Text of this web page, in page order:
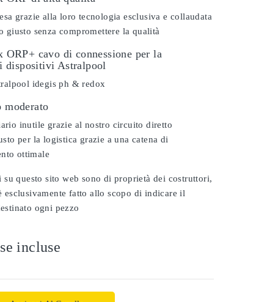
grazie alla loro tecnologia esclusiva e collaudata
giusto senza compromettere la qualità
ORP+ cavo di connessione per la
dispositivi Astralpool
idegis ph & redox
moderato
inutile grazie al nostro circuito diretto
per la logistica grazie a una catena di
ottimale
questo sito web sono di proprietà dei costruttori,
esclusivamente fatto allo scopo di indicare il
ogni pezzo
incluse